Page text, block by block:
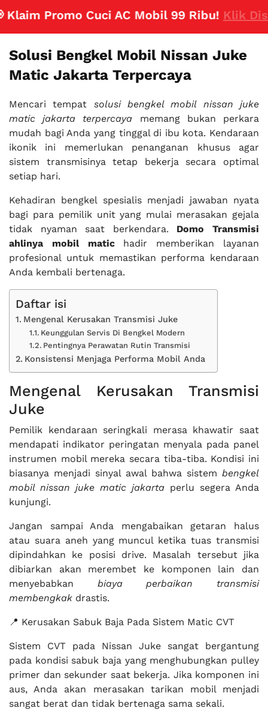
Promo Cuci AC Mobil 99 Ribu!Klik Disini
Solusi Bengkel Mobil Nissan Juke
Matic Jakarta Terpercaya
Mencari tempat solusi bengkel mobil nissan juke
matic jakarta terpercaya memang bukan perkara
mudah bagi Anda yang tinggal di ibu kota. Kendaraan
ikonik ini memerlukan penanganan khusus agar
sistem transmisinya tetap bekerja secara optimal
setiap hari.
Kehadiran bengkel spesialis menjadi jawaban nyata
bagi para pemilik unit yang mulai merasakan gejala
tidak nyaman saat berkendara. Domo Transmisi
ahlinya mobil matichadir memberikan layanan
profesional untuk memastikan performa kendaraan
Anda kembali bertenaga.
Daftar isi
Mengenal Kerusakan Transmisi Juke
Keunggulan Servis Di Bengkel Modern
Pentingnya Perawatan Rutin Transmisi
Konsistensi Menjaga Performa Mobil Anda
Mengenal Kerusakan Transmisi
Juke
Pemilik kendaraan seringkali merasa khawatir saat
mendapati indikator peringatan menyala pada panel
instrumen mobil mereka secara tiba-tiba. Kondisi ini
biasanya menjadi sinyal awal bahwa sistem bengkel
mobil nissan juke matic jakarta perlu segera Anda
kunjungi.
Jangan sampai Anda mengabaikan getaran halus
atau suara aneh yang muncul ketika tuas transmisi
dipindahkan ke posisi drive. Masalah tersebut jika
dibiarkan akan merembet ke komponen lain dan
menyebabkan biaya perbaikan transmisi
membengkak drastis.
📍 Kerusakan Sabuk Baja Pada Sistem Matic CVT
Sistem CVT pada Nissan Juke sangat bergantung
pada kondisi sabuk baja yang menghubungkan pulley
primer dan sekunder saat bekerja. Jika komponen ini
aus, Anda akan merasakan tarikan mobil menjadi
sangat berat dan tidak bertenaga sama sekali.